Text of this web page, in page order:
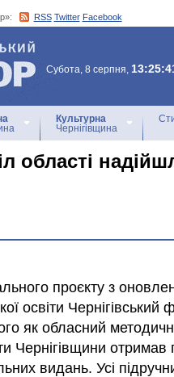
RSS Twitter Facebook
Субота, 8 серпня,
Культурна
Чернігівщина
області
проєкту з
освіти
як обласний
Чернігівщини
видань. Усі